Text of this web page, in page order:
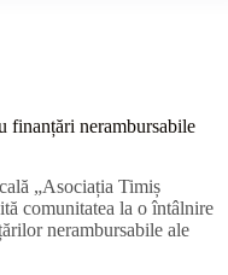
finanțări nerambursabile
„Asociația Timiș
comunitatea la o întâlnire
nerambursabile ale